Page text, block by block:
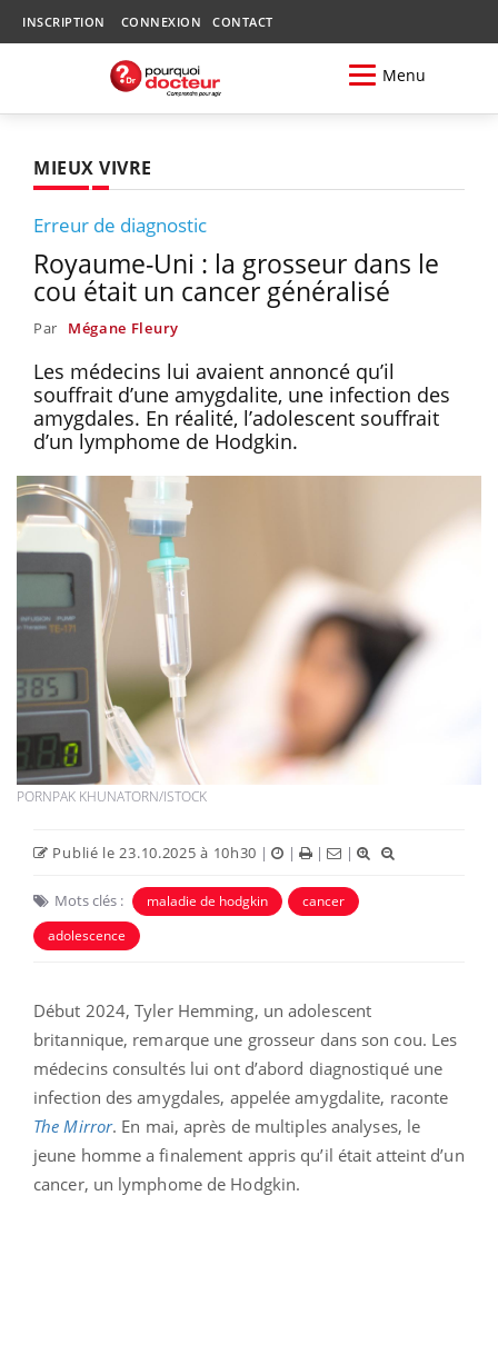
INSCRIPTION CONNEXION CONTACT
Menu
MIEUX VIVRE
Erreur de diagnostic
Royaume-Uni : la grosseur dans le
cou était un cancer généralisé
Par Mégane Fleury
Les médecins lui avaient annoncé qu’il
souffrait d’une amygdalite, une infection des
amygdales. En réalité, l’adolescent souffrait
d’un lymphome de Hodgkin.
PORNPAK KHUNATORN/ISTOCK
Publié le 23.10.2025 à 10h30 | | | |
Mots clés : maladie de hodgkin
cancer
adolescence
Début 2024, Tyler Hemming, un adolescent
britannique, remarque une grosseur dans son cou. Les
médecins consultés lui ont d’abord diagnostiqué une
infection des amygdales, appelée amygdalite, raconte
The Mirror. En mai, après de multiples analyses, le
jeune homme a finalement appris qu’il était atteint d’un
cancer, un lymphome de Hodgkin.